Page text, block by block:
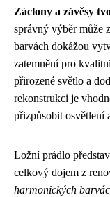
Záclony a závěsy
správný výběr může
barvách dokážou
zatemnění pro
přirozené světlo a
rekonstrukci je
přizpůsobit osvětlení
Ložní prádlo
celkový dojem z
harmonických